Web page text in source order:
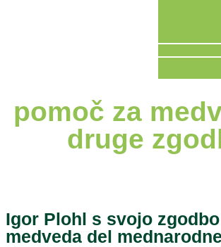
pomoč za
druge
Igor Plohl s svojo
medveda del